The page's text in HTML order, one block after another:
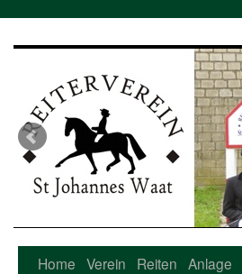
Zum
Home Verein Reiten Anlage